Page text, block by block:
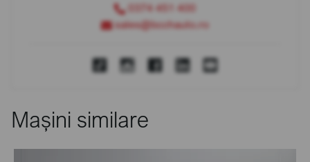
0374 451 400
sales@bcchauto.ro
Mașini similare